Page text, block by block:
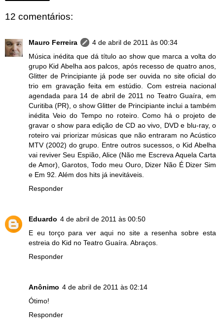
12 comentários:
Mauro Ferreira
4 de abril de 2011 às 00:34
Música inédita que dá título ao show que marca a volta do
grupo Kid Abelha aos palcos, após recesso de quatro anos,
Glitter de Principiante já pode ser ouvida no site oficial do
trio em gravação feita em estúdio. Com estreia nacional
agendada para 14 de abril de 2011 no Teatro Guaíra, em
Curitiba (PR), o show Glitter de Principiante inclui a também
inédita Veio do Tempo no roteiro. Como há o projeto de
gravar o show para edição de CD ao vivo, DVD e blu-ray, o
roteiro vai priorizar músicas que não entraram no Acústico
MTV (2002) do grupo. Entre outros sucessos, o Kid Abelha
vai reviver Seu Espião, Alice (Não me Escreva Aquela Carta
de Amor), Garotos, Todo meu Ouro, Dizer Não É Dizer Sim
e Em 92. Além dos hits já inevitáveis.
Responder
Eduardo 4 de abril de 2011 às 00:50
E eu torço para ver aqui no site a resenha sobre esta
estreia do Kid no Teatro Guaíra. Abraços.
Responder
Anônimo 4 de abril de 2011 às 02:14
Ótimo!
Responder